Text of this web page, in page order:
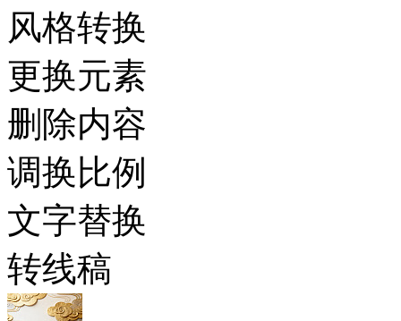
风格转换
更换元素
删除内容
调换比例
文字替换
转线稿